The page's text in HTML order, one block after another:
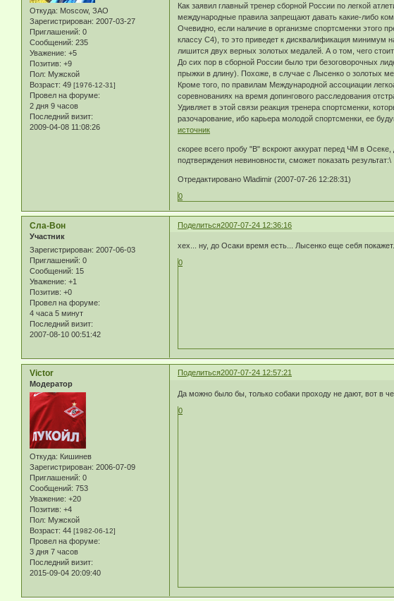
Откуда: Moscow, ЗАО
Зарегистрирован: 2007-03-27
Приглашений: 0
Сообщений: 235
Уважение: +5
Позитив: +9
Пол: Мужской
Возраст: 49 [1976-12-31]
Провел на форуме:
2 дня 9 часов
Последний визит:
2009-04-08 11:08:26
Как заявил главный тренер сборной России по легкой
международные правила запрещают давать какие-либо
Очевидно, если наличие в организме спортсменки этого
классу С4), то это приведет к дисквалификация минимум
лишится двух верных золотых медалей. А о том, чего
До сих пор в сборной России было три безоговорочных
прыжки в длину). Похоже, в случае с Лысенко о золотых
Кроме того, по правилам Международной ассоциации
соревнованиях на время допингового расследования
Удивляет в этой связи реакция тренера спортсменки,
разочарование, ибо карьера молодой спортсменки, ее
источник
скорее всего пробу "В" вскроют аккурат перед ЧМ в
подтверждения невиновности, сможет показать результат:\
Отредактировано Wladimir (2007-07-26 12:28:31)
0
Поделиться2007-07-24 12:36:16
Сла-Вон
Участник
Зарегистрирован: 2007-06-03
Приглашений: 0
Сообщений: 15
Уважение: +1
Позитив: +0
Провел на форуме:
4 часа 5 минут
Последний визит:
2007-08-10 00:51:42
хех... ну, до Осаки время есть... Лысенко еще себя
0
Поделиться2007-07-24 12:57:21
Victor
Модератор
Откуда: Кишинев
Зарегистрирован: 2006-07-09
Приглашений: 0
Сообщений: 753
Уважение: +20
Позитив: +4
Пол: Мужской
Возраст: 44 [1982-06-12]
Провел на форуме:
3 дня 7 часов
Последний визит:
2015-09-04 20:09:40
Да можно было бы, только собаки проходу не дают, вот в
0